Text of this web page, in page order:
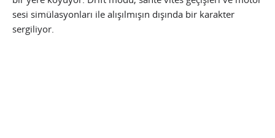
sesi simülasyonları ile alışılmışın dışında bir karakter
sergiliyor.